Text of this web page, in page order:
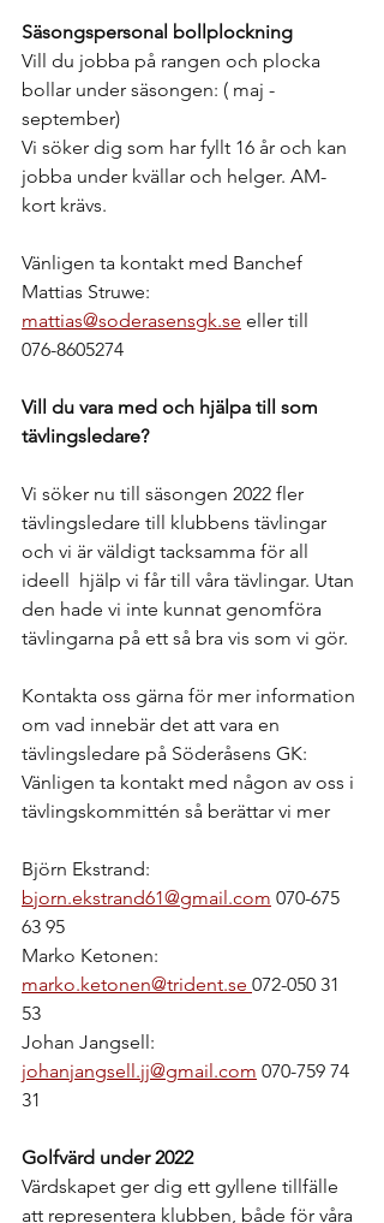
Säsongspersonal bollplockning
Vill du jobba på rangen och plocka
bollar under säsongen: ( maj -
september)
Vi söker dig som har fyllt 16 år och kan
jobba under kvällar och helger. AM-
kort krävs.
Vänligen ta kontakt med Banchef
Mattias Struwe:
mattias@soderasensgk.se eller till
076-8605274
Vill du vara med och hjälpa till som
tävlingsledare?
Vi söker nu till säsongen 2022 fler
tävlingsledare till klubbens tävlingar
och vi är väldigt tacksamma för all
ideell  hjälp vi får till våra tävlingar. Utan
den hade vi inte kunnat genomföra
tävlingarna på ett så bra vis som vi gör.
Kontakta oss gärna för mer information
om vad innebär det att vara en
tävlingsledare på Söderåsens GK:
Vänligen ta kontakt med någon av oss i
tävlingskommittén så berättar vi mer
Björn Ekstrand:
bjorn.ekstrand61@gmail.com 070-675
63 95
Marko Ketonen:
marko.ketonen@trident.se 072-050 31
53
Johan Jangsell:
johanjangsell.jj@gmail.com 070-759 74
31
Golfvärd under 2022
Värdskapet ger dig ett gyllene tillfälle
att representera klubben, både för våra